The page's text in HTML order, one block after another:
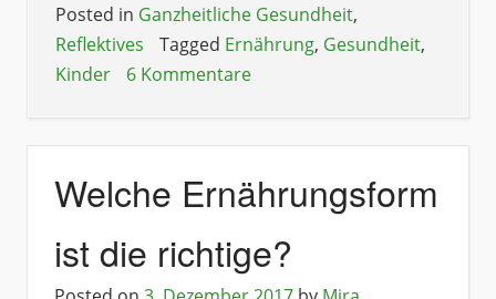
Posted in Ganzheitliche Gesundheit,
Reflektives
Tagged Ernährung, Gesundheit,
Kinder
6 Kommentare
Welche Ernährungsform
ist die richtige?